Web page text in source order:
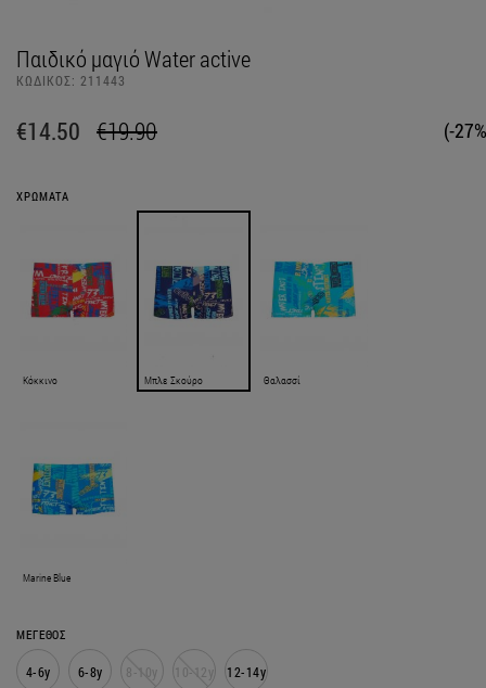
Παιδικό μαγιό Water active
ΚΩΔΙΚΟΣ: 211443
€14.50 €19.90 (-
ΧΡΩΜΑΤΑ
Κόκκινο Μπλε Σκούρο Θαλασσί
Marine Blue
ΜΕΓΕΘΟΣ
4-6y 6-8y 8-10y 10-12y 12-14y